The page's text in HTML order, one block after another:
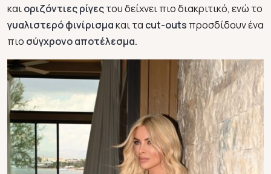
καιοριζόντιες ρίγεςτου δείχνει πιο διακριτικό, ενώ το
γυαλιστερό φινίρισμακαι τα cut-outs προσδίδουν ένα
πιο σύγχρονο αποτέλεσμα.